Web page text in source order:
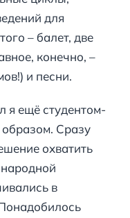
для
– балет, две
конечно, –
и песни.
я ещё студентом-
Сразу
охватить
в